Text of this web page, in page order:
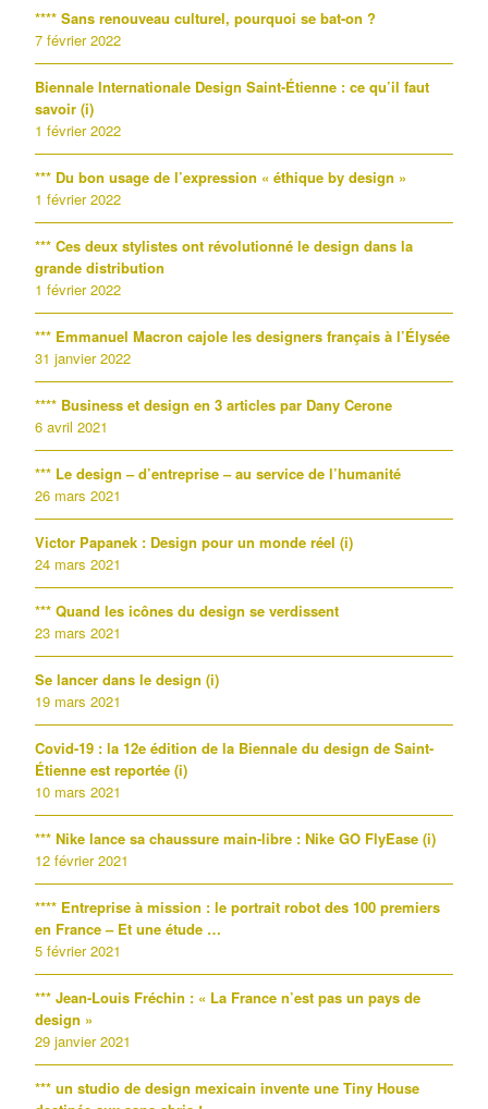
**** Sans renouveau culturel, pourquoi se bat-on ?
7 février 2022
Biennale Internationale Design Saint-Étienne : ce qu’il faut
savoir (i)
1 février 2022
*** Du bon usage de l’expression « éthique by design »
1 février 2022
*** Ces deux stylistes ont révolutionné le design dans la
grande distribution
1 février 2022
*** Emmanuel Macron cajole les designers français à l’Élysée
31 janvier 2022
**** Business et design en 3 articles par Dany Cerone
6 avril 2021
*** Le design – d’entreprise – au service de l’humanité
26 mars 2021
Victor Papanek : Design pour un monde réel (i)
24 mars 2021
*** Quand les icônes du design se verdissent
23 mars 2021
Se lancer dans le design (i)
19 mars 2021
Covid-19 : la 12e édition de la Biennale du design de Saint-
Étienne est reportée (i)
10 mars 2021
*** Nike lance sa chaussure main-libre : Nike GO FlyEase (i)
12 février 2021
**** Entreprise à mission : le portrait robot des 100 premiers
en France – Et une étude …
5 février 2021
*** Jean-Louis Fréchin : « La France n’est pas un pays de
design »
29 janvier 2021
*** un studio de design mexicain invente une Tiny House